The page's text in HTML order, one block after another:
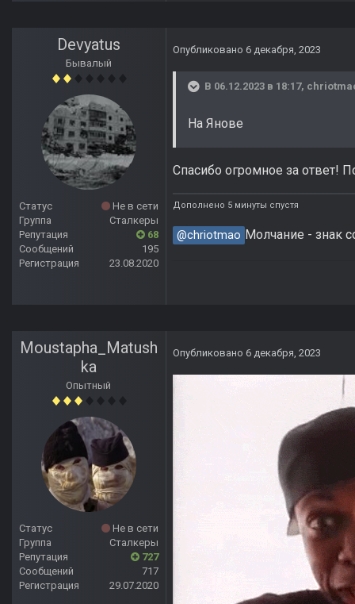
Devyatus
Бывалый
Статус
Не в сети
Группа
Сталкеры
Репутация
68
Сообщений
195
Регистрация
23.08.2020
Опубликовано 6 декабря, 2023
В 06.12.2023 в 18:17,
На Янове
Спасибо огромное за ответ!
Дополнено 5 минуты спустя
@chriotmao Молчание - знак
Moustapha_Matush
ka
Опытный
Статус
Не в сети
Группа
Сталкеры
Репутация
727
Сообщений
717
Регистрация
29.07.2020
Опубликовано 6 декабря, 2023